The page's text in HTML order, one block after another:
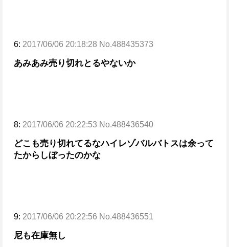
6: 2017/06/06 20:18:28 No.488435373
あみあみ売り切れとるやないか
8: 2017/06/06 20:22:53 No.488436540
どこも売り切れてるなハイレゾバルバトスは余って
たからしぼったのかな
9: 2017/06/06 20:22:56 No.488436551
尼も在庫無し